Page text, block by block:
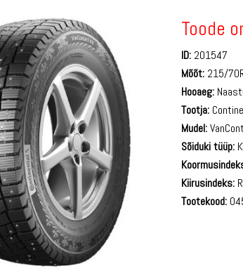
Toode
ID: 201547
Mõõt: 215/
Hooaeg:
Tootja:
Mudel:
Sõiduki tüüp:
Kiirusindeks: R
Tootekood: